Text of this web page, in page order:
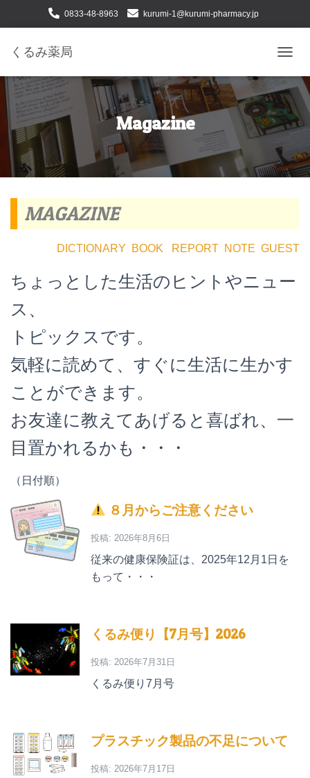
0833-48-8963 kurumi-1@kurumi-pharmacy.jp
くるみ薬局
ビ
ゲ
ー
シ
ョ
切
Magazine
MAGAZINE
DICTIONARY BOOK REPORT NOTE GUEST
ちょっとした生活のヒントやニュー
ス、
トピックスです。
気軽に読めて、すぐに生活に生かす
ことができます。
お友達に教えてあげると喜ばれ、一
目置かれるかも・・・
（日付順）
８月からご注意ください
投稿: 2026年8月6日
従来の健康保険証は、2025年12月1日を
もって・・・
くるみ便り【7月号】2026
投稿: 2026年7月31日
くるみ便り7月号
プラスチック製品の不足について
投稿: 2026年7月17日